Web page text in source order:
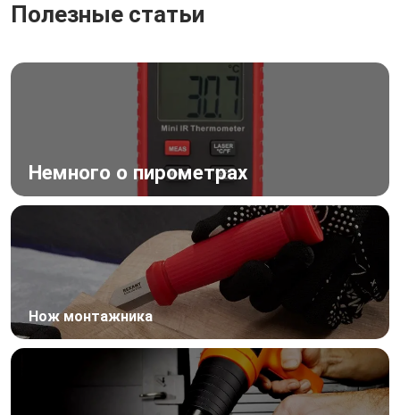
Полезные статьи
Немного о пирометрах
Нож монтажника